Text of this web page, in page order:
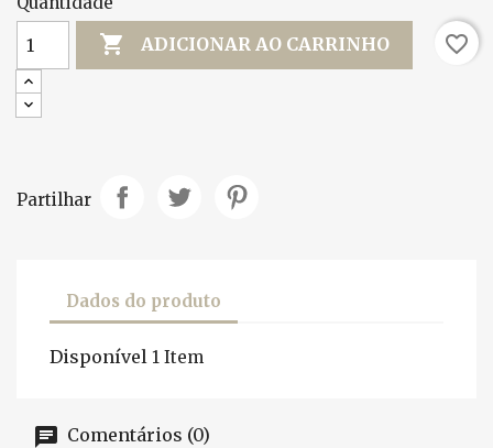
 ADICIONAR AO CARRINHO favorite_border
Partilhar
Dados do produto
Disponível 1 Item
Comentários (0)